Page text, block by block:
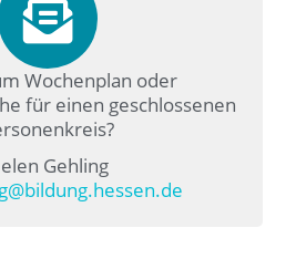
Wochenplan oder
für einen geschlossenen
Gehling